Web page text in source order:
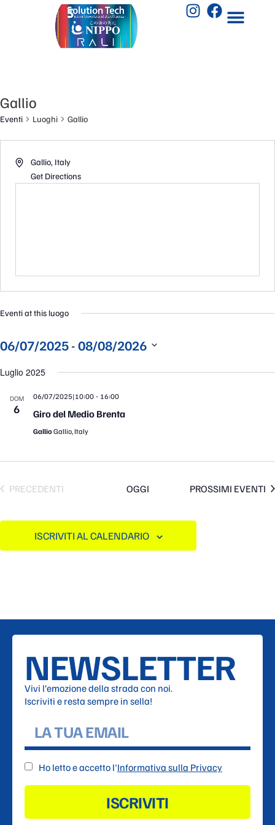
Gallio
Eventi Luoghi Gallio
Gallio, Italy
Get Directions
Eventi at this luogo
06/07/2025 - 08/08/2026
la
data.
Luglio 2025
DOM
6
06/07/2025|10:00 - 16:00
Giro del Medio Brenta
GallioGallio, Italy
EVENTI
PRECEDENTI OGGI PROSSIMI EVENTI
ISCRIVITI AL CALENDARIO
NEWSLETTER
Vivi l’emozione della strada con noi.
Iscriviti e resta sempre in sella!
Ho letto e accetto l'Informativa sulla Privacy
ISCRIVITI